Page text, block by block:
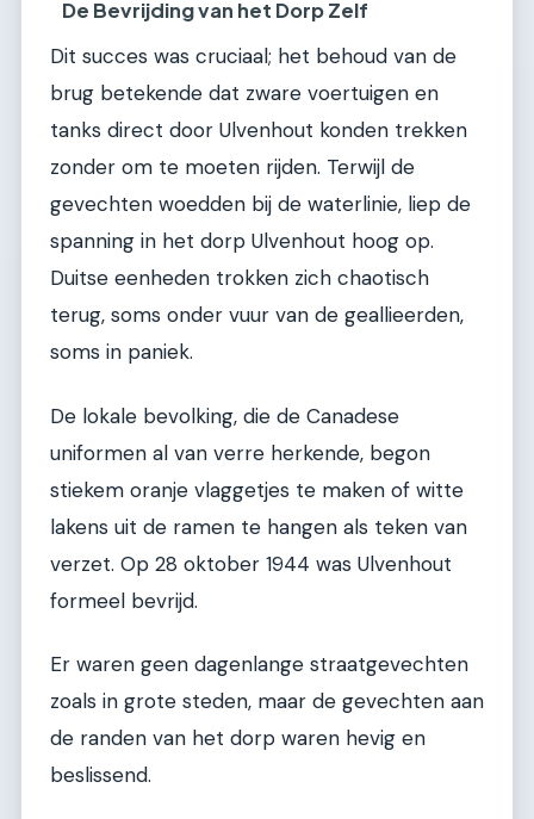
De Bevrijding van het Dorp Zelf
Dit succes was cruciaal; het behoud van de
brug betekende dat zware voertuigen en
tanks direct door Ulvenhout konden trekken
zonder om te moeten rijden. Terwijl de
gevechten woedden bij de waterlinie, liep de
spanning in het dorp Ulvenhout hoog op.
Duitse eenheden trokken zich chaotisch
terug, soms onder vuur van de geallieerden,
soms in paniek.
De lokale bevolking, die de Canadese
uniformen al van verre herkende, begon
stiekem oranje vlaggetjes te maken of witte
lakens uit de ramen te hangen als teken van
verzet. Op 28 oktober 1944 was Ulvenhout
formeel bevrijd.
Er waren geen dagenlange straatgevechten
zoals in grote steden, maar de gevechten aan
de randen van het dorp waren hevig en
beslissend.